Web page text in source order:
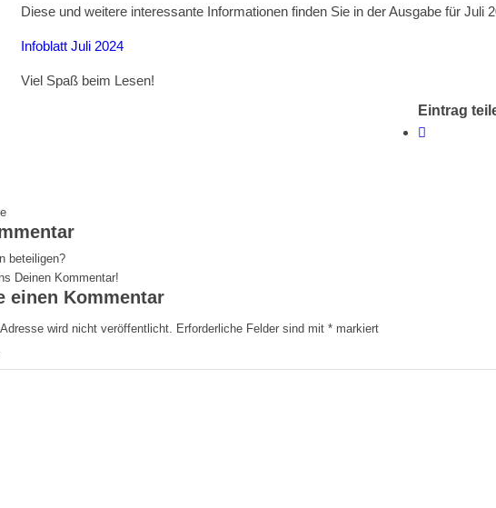
Diese und weitere interessante Informationen finden Sie in der Ausgabe für Juli
Infoblatt Juli 2024
Viel Spaß beim Lesen!
Eintrag
beteiligen?
Deinen Kommentar!
einen Kommentar
wird nicht veröffentlicht. Erforderliche Felder sind mit * markiert